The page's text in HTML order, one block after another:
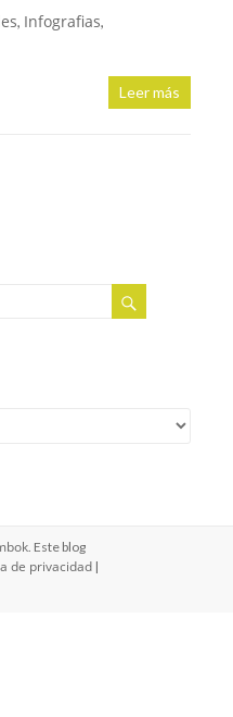
, Infografias,
Leer más
. Este blog
de privacidad |